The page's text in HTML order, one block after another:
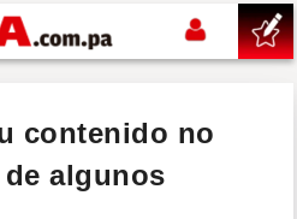
contenido no
algunos